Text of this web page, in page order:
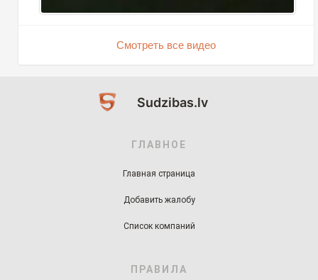
Смотреть все видео
Sudzibas.lv
ГЛАВНОЕ
Главная страница
Добавить жалобу
Список компаний
ПРАВИЛА